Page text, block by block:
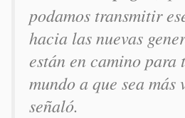
podamos transmitir
hacia las nuevas
están en camino para
mundo a que sea más
señaló.